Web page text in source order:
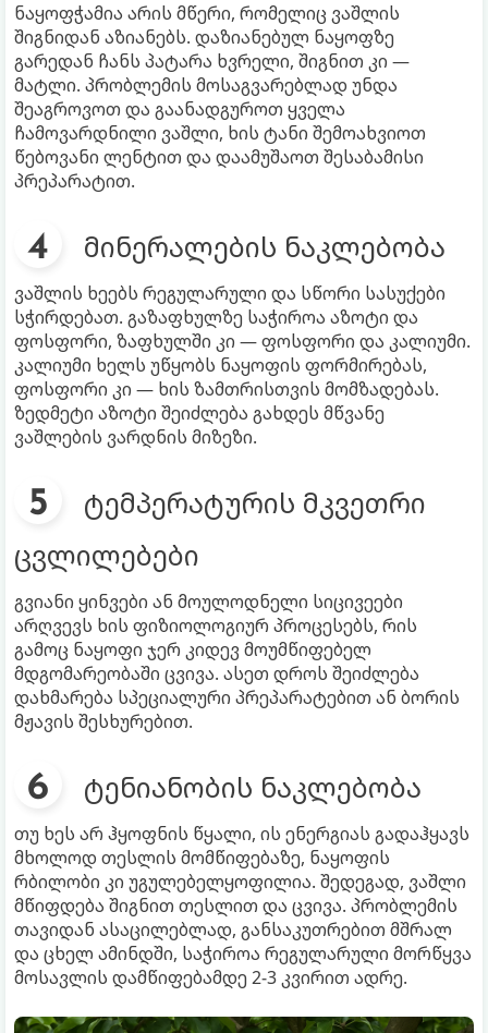
ნაყოფჭამია არის მწერი, რომელიც ვაშლის
შიგნიდან აზიანებს. დაზიანებულ ნაყოფზე
გარედან ჩანს პატარა ხვრელი, შიგნით კი —
მატლი. პრობლემის მოსაგვარებლად უნდა
შეაგროვოთ და გაანადგუროთ ყველა
ჩამოვარდნილი ვაშლი, ხის ტანი შემოახვიოთ
წებოვანი ლენტით და დაამუშაოთ შესაბამისი
პრეპარატით.
მინერალების ნაკლებობა
ვაშლის ხეებს რეგულარული და სწორი სასუქები
სჭირდებათ. გაზაფხულზე საჭიროა აზოტი და
ფოსფორი, ზაფხულში კი — ფოსფორი და კალიუმი.
კალიუმი ხელს უწყობს ნაყოფის ფორმირებას,
ფოსფორი კი — ხის ზამთრისთვის მომზადებას.
ზედმეტი აზოტი შეიძლება გახდეს მწვანე
ვაშლების ვარდნის მიზეზი.
ტემპერატურის მკვეთრი
ცვლილებები
გვიანი ყინვები ან მოულოდნელი სიცივეები
არღვევს ხის ფიზიოლოგიურ პროცესებს, რის
გამოც ნაყოფი ჯერ კიდევ მოუმწიფებელ
მდგომარეობაში ცვივა. ასეთ დროს შეიძლება
დახმარება სპეციალური პრეპარატებით ან ბორის
მჟავის შესხურებით.
ტენიანობის ნაკლებობა
თუ ხეს არ ჰყოფნის წყალი, ის ენერგიას გადაჰყავს
მხოლოდ თესლის მომწიფებაზე, ნაყოფის
რბილობი კი უგულებელყოფილია. შედეგად, ვაშლი
მწიფდება შიგნით თესლით და ცვივა. პრობლემის
თავიდან ასაცილებლად, განსაკუთრებით მშრალ
და ცხელ ამინდში, საჭიროა რეგულარული მორწყვა
მოსავლის დამწიფებამდე 2-3 კვირით ადრე.